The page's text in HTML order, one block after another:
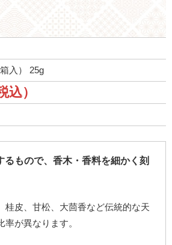
入） 25g
込）
もので、香木・香料を細かく刻
桂皮、甘松、大茴香など伝統的な天
が異なります。